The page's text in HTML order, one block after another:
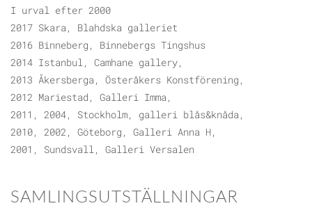
I urval efter 2000
2017 Skara, Blahdska galleriet
2016 Binneberg, Binnebergs Tingshus
2014 Istanbul, Camhane gallery,
2013 Åkersberga, Österåkers Konstförening,
2012 Mariestad, Galleri Imma,
2011, 2004, Stockholm, galleri blås&knåda,
2010, 2002, Göteborg, Galleri Anna H,
2001, Sundsvall, Galleri Versalen
SAMLINGSUTSTÄLLNINGAR